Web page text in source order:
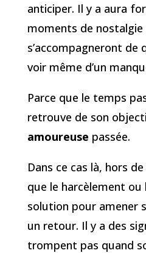
anticiper. Il y a aura
moments de nostalgie
s’accompagneront de
voir même d’un
Parce que le temps
retrouve de son
amoureuse passée.
Dans ce cas là, hors
que le harcèlement ou
solution pour amener
un retour. Il y a des
trompent pas quand